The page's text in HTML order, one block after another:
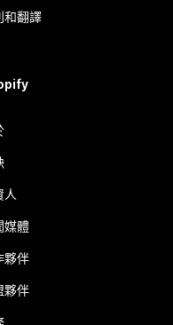
和翻譯
人
媒體
夥伴
夥伴